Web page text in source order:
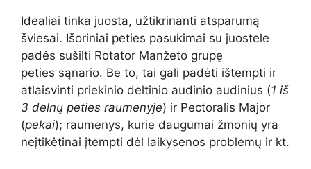
Idealiai tinka juosta, užtikrinanti atsparumą
šviesai. Išoriniai peties pasukimai su juostele
padės sušilti Rotator Manžeto grupę
peties sąnario. Be to, tai gali padėti ištempti ir
atlaisvinti priekinio deltinio audinio audinius (1 iš
3 delnų peties raumenyje) ir Pectoralis Major
(pekai); raumenys, kurie daugumai žmonių yra
neįtikėtinai įtempti dėl laikysenos problemų ir kt.